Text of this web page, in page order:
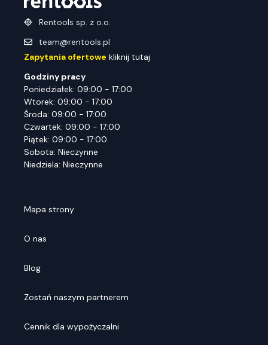
Rentools sp. z o.o.
team@rentools.pl
Zapytania ofertowe kliknij tutaj
Godziny pracy
Poniedziałek: 09:00 - 17:00
Wtorek: 09:00 - 17:00
Środa: 09:00 - 17:00
Czwartek: 09:00 - 17:00
Piątek: 09:00 - 17:00
Sobota: Nieczynne
Niedziela: Nieczynne
Mapa strony
O nas
Blog
Zostań naszym partnerem
Cennik dla wypożyczalni